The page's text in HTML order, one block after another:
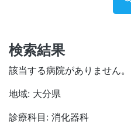
検索結果
該当する病院がありません。
地域: 大分県
診療科目: 消化器科